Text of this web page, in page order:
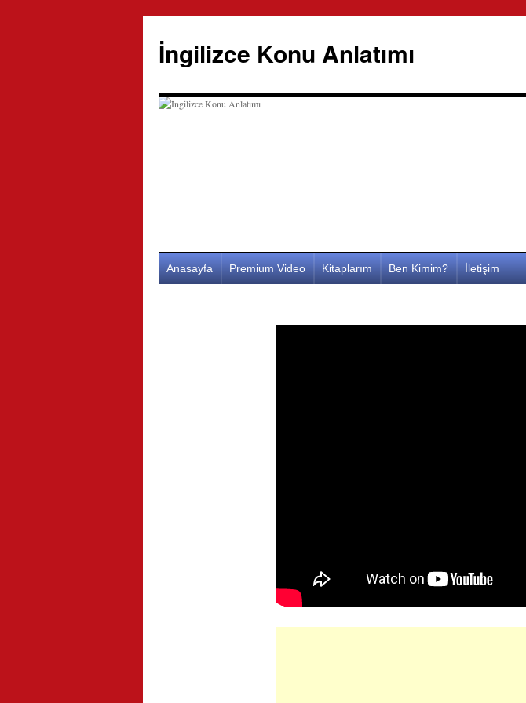
İngilizce Konu Anlatımı
İçeriğe
Anasayfa Premium Video Kitaplarım Ben Kimim? İletişim